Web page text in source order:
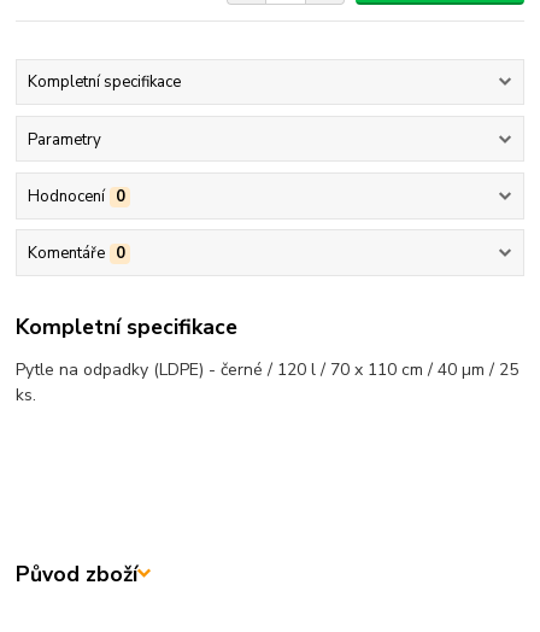
Kompletní specifikace
Parametry
Hodnocení 0
Komentáře 0
Kompletní specifikace
Pytle na odpadky (LDPE) - černé / 120 l / 70 x 110 cm / 40 µm / 25
ks.
Původ zboží